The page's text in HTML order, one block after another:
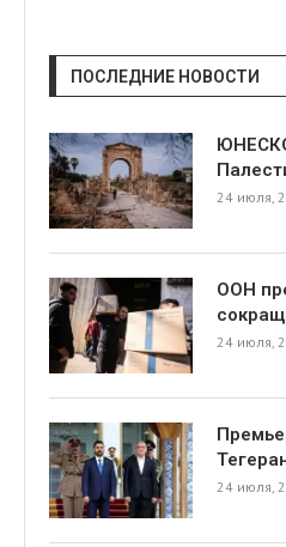
ПОСЛЕДНИЕ НОВОСТИ
24 июля,
ООН
24 июля,
24 июля,